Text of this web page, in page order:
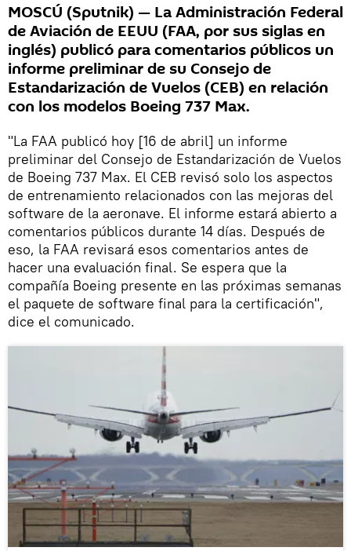
MOSCÚ (Sputnik) — La Administración Federal
de Aviación de EEUU (FAA, por sus siglas en
inglés) publicó para comentarios públicos un
informe preliminar de su Consejo de
Estandarización de Vuelos (CEB) en relación
con los modelos Boeing 737 Max.
"La FAA publicó hoy [16 de abril] un informe
preliminar del Consejo de Estandarización de Vuelos
de Boeing 737 Max. El CEB revisó solo los aspectos
de entrenamiento relacionados con las mejoras del
software de la aeronave. El informe estará abierto a
comentarios públicos durante 14 días. Después de
eso, la FAA revisará esos comentarios antes de
hacer una evaluación final. Se espera que la
compañía Boeing presente en las próximas semanas
el paquete de software final para la certificación",
dice el comunicado.